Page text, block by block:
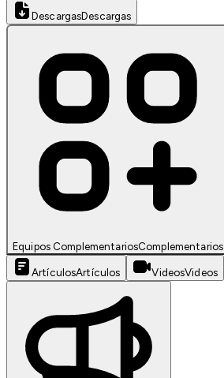
DescargasDescargas
Equipos ComplementariosComplementarios
ArtículosArtículos VideosVideos